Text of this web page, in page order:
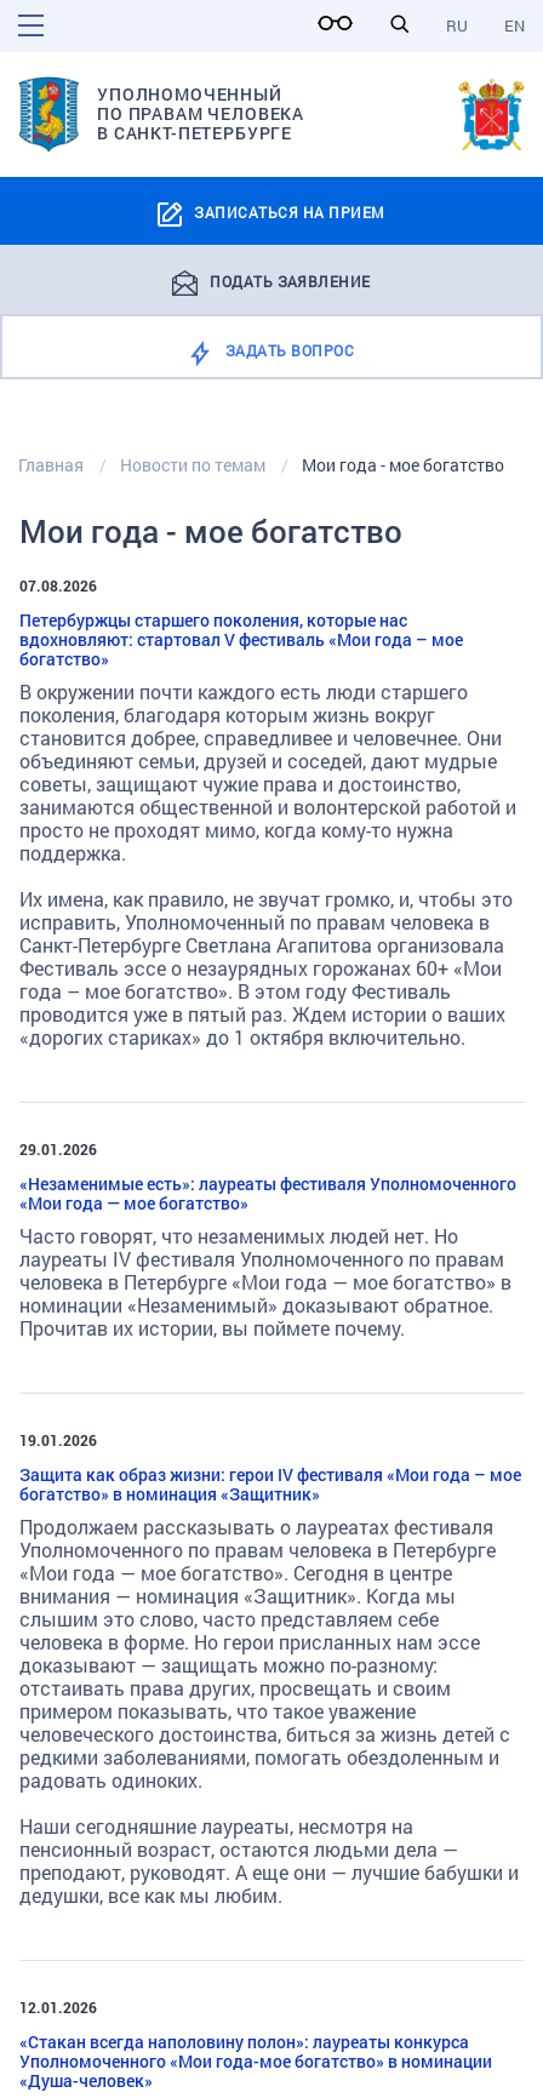
EN
RU
УПОЛНОМОЧЕННЫЙ
ПО ПРАВАМ ЧЕЛОВЕКА
В САНКТ-ПЕТЕРБУРГЕ
ЗАПИСАТЬСЯ НА ПРИЕМ
ПОДАТЬ ЗАЯВЛЕНИЕ
ЗАДАТЬ ВОПРОС
Главная Новости по темам Мои года - мое богатство
Мои года - мое богатство
07.08.2026
Петербуржцы старшего поколения, которые нас
вдохновляют: стартовал V фестиваль «Мои года – мое
богатство»
В окружении почти каждого есть люди старшего
поколения, благодаря которым жизнь вокруг
становится добрее, справедливее и человечнее. Они
объединяют семьи, друзей и соседей, дают мудрые
советы, защищают чужие права и достоинство,
занимаются общественной и волонтерской работой и
просто не проходят мимо, когда кому-то нужна
поддержка.
Их имена, как правило, не звучат громко, и, чтобы это
исправить, Уполномоченный по правам человека в
Санкт-Петербурге Светлана Агапитова организовала
Фестиваль эссе о незаурядных горожанах 60+ «Мои
года – мое богатство». В этом году Фестиваль
проводится уже в пятый раз. Ждем истории о ваших
«дорогих стариках» до 1 октября включительно.
29.01.2026
«Незаменимые есть»: лауреаты фестиваля Уполномоченного
«Мои года — мое богатство»
Часто говорят, что незаменимых людей нет. Но
лауреаты IV фестиваля Уполномоченного по правам
человека в Петербурге «Мои года — мое богатство» в
номинации «Незаменимый» доказывают обратное.
Прочитав их истории, вы поймете почему.
19.01.2026
Защита как образ жизни: герои IV фестиваля «Мои года – мое
богатство» в номинация «Защитник»
Продолжаем рассказывать о лауреатах фестиваля
Уполномоченного по правам человека в Петербурге
«Мои года — мое богатство». Сегодня в центре
внимания — номинация «Защитник». Когда мы
слышим это слово, часто представляем себе
человека в форме. Но герои присланных нам эссе
доказывают — защищать можно по-разному:
отстаивать права других, просвещать и своим
примером показывать, что такое уважение
человеческого достоинства, биться за жизнь детей с
редкими заболеваниями, помогать обездоленным и
радовать одиноких.
Наши сегодняшние лауреаты, несмотря на
пенсионный возраст, остаются людьми дела —
преподают, руководят. А еще они — лучшие бабушки и
дедушки, все как мы любим.
12.01.2026
«Стакан всегда наполовину полон»: лауреаты конкурса
Уполномоченного «Мои года-мое богатство» в номинации
«Душа-человек»